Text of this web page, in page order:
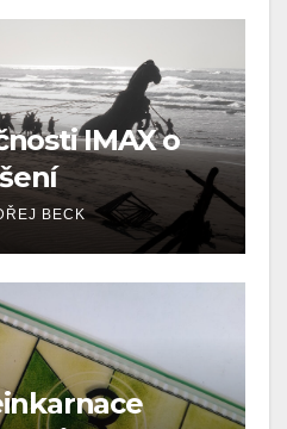
IMAX o
BECK